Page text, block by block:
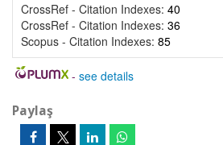
CrossRef - Citation Indexes: 40
CrossRef - Citation Indexes: 36
Scopus - Citation Indexes: 85
- see details
Paylaş